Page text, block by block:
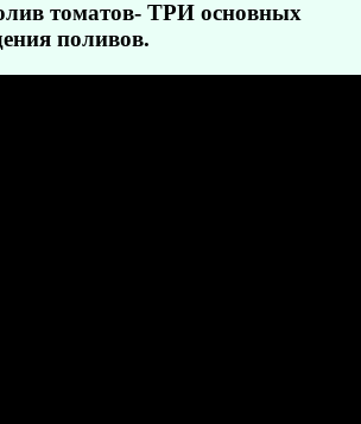
томатов- ТРИ основных
поливов.